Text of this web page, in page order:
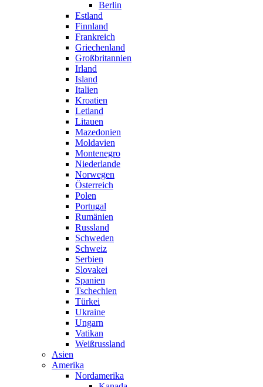
Berlin
Estland
Finnland
Frankreich
Griechenland
Großbritannien
Irland
Island
Italien
Kroatien
Letland
Litauen
Mazedonien
Moldavien
Montenegro
Niederlande
Norwegen
Österreich
Polen
Portugal
Rumänien
Russland
Schweden
Schweiz
Serbien
Slovakei
Spanien
Tschechien
Türkei
Ukraine
Ungarn
Vatikan
Weißrussland
Asien
Amerika
Nordamerika